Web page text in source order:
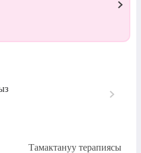
Тамактануу терапиясы